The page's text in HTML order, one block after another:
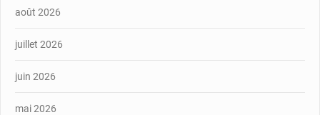
août 2026
juillet 2026
juin 2026
mai 2026